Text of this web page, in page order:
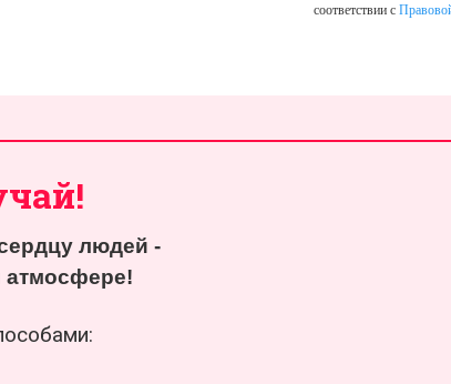
соответствии с
Надоели банальные подарки?
людей -
атмосфере!